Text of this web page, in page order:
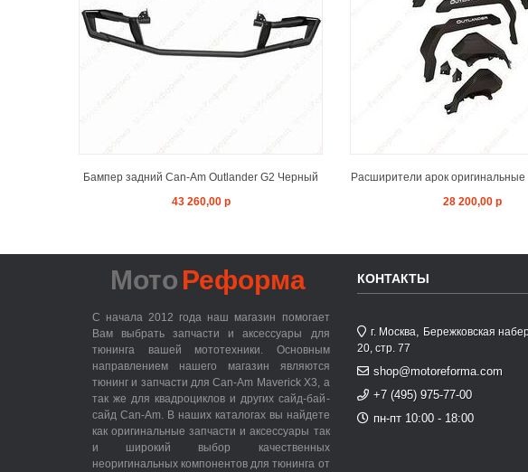
Бампер задний Can-Am Outlander G2 Черный
43 260,00 р
ADD TO CART
Расширители арок оригинальные
28 200,00 р
ADD TO
Мото Реформа
С начала 2012 года наш магазин помогает
Вам выбрать запчасти и аксессуары для
тюнинга вашей мототехники. Основным
направлением нашего магазин являются
тюнинг и запчасти для Can-Am Maverick X3, а
так же для квадроциклов и других сайд-бай-
сайд Can-Am. В наших каталогах вы найдете
как оригинальные запчасти и аксессуары так
и широкий выбор качественных
неоригинальных компонентов для тюнинга от
КОНТАКТЫ
г. Москва, Бережковская
20, стр. 77
shop@motoreforma.com
+7 (495) 975-77-00
пн-пт 10:00 - 18:00